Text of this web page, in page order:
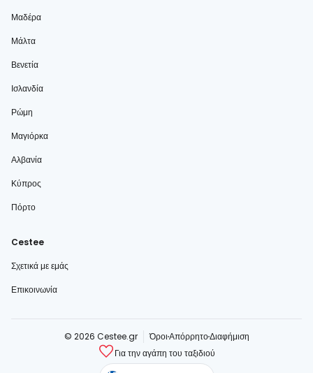
Μαδέρα
Μάλτα
Βενετία
Ισλανδία
Ρώμη
Μαγιόρκα
Αλβανία
Κύπρος
Πόρτο
Cestee
Σχετικά με εμάς
Επικοινωνία
© 2026 Cestee.gr ΌροιΑπόρρητοΔιαφήμιση
Για την αγάπη του ταξιδιού
cestee.com